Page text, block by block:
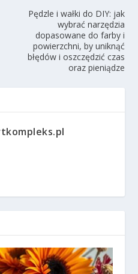
Pędzle i wałki do DIY: jak
wybrać narzędzia
dopasowane do farby i
powierzchni, by uniknąć
błędów i oszczędzić czas
oraz pieniądze